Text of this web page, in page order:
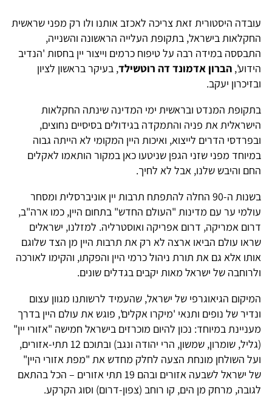
עובדה היסטורית זאת צריכה לאכזב אותנו ולו רק מפני שראשית
החקלאות בישראל, בתקופת העלייה הראשונה והשנייה,
התבססה במידה רבה על טיפוח כרמים וייצור יין בחסות 'הנדיב
הידוע', הברון אדמונד דה רוטשילד, בעיקר בראשון לציון
ובזיכרון יעקב.
בתקופת המנדט ובראשית ימי המדינה שינתה החקלאות
הישראלית את פניה והתמקדה בגידולים בסיסיים נחוצים,
ובפרדסי הדרים לייצוא, ואיכות היין המקומי לא הייתה גבוה
במיוחד מפני שזני הגפן שניטעו כאן במקור הותאמו לאקלים
החם והיבש שלנו, אבל לא לחיך.
בשנות ה-90 החלה להתפתח תרבות יין אוניברסלית ומסחר
עולמי ער עם מדינות "העולם החדש" בתחום היין, כמו ארה"ב,
דרום אמריקה, דרום אפריקה ואוסטרליה. למזלנו, ישראלים
שראו עולם הביאו ארצה לא רק את תרבות היין מן הצד שלוגם
אותו אלא גם את תורת ניהול כרמי היין והפקתו, והקימו לאורכה
ולרוחבה של ישראל מאות יקבים בגדלים שונים.
המיקום הגיאוגרפי של ישראל, שהעמיד לרשותנו מגוון עצום
ונדיר של נופים ותנאי 'מיקרו אקלים', פוגש את עולם היין בדרך
מעניינת במיוחד: נכון להיום מוכרזים בישראל חמישה "אזורי יין"
(גליל, שומרון, שמשון, הרי יהודה ונגב) ובתוכם 12 תתי-אזורים,
ועל השולחן מונחת הצעה לחלק מחדש את "מפת אזורי היין"
של ישראל לשבעה אזורים ובהם 19 תתי אזורים – הכל בהתאם
לגובה, מרחק מן הים, קו רוחב (צפון-דרום) וסוג הקרקע.